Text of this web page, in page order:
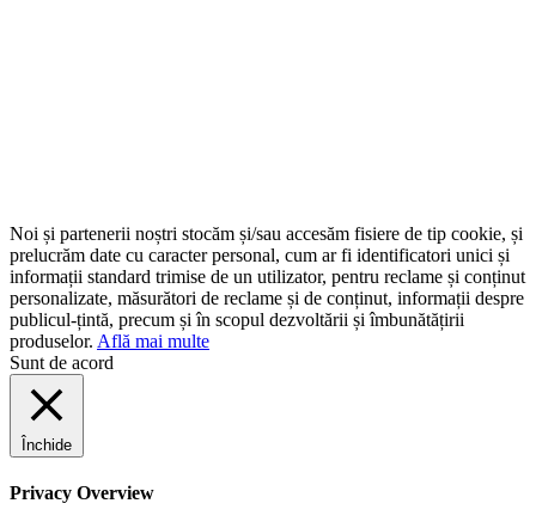
Noi și partenerii noștri stocăm și/sau accesăm fisiere de tip cookie, și
prelucrăm date cu caracter personal, cum ar fi identificatori unici și
informații standard trimise de un utilizator, pentru reclame și conținut
personalizate, măsurători de reclame și de conținut, informații despre
publicul-țintă, precum și în scopul dezvoltării și îmbunătățirii
produselor. Află mai multe
Sunt de acord
Închide
Privacy Overview